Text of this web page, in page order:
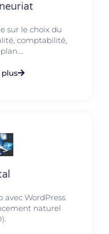
sur le choix du
comptabilité,
plus
avec WordPress
naturel